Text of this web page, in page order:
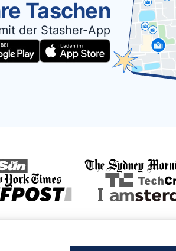
Taschen
der Stasher-App